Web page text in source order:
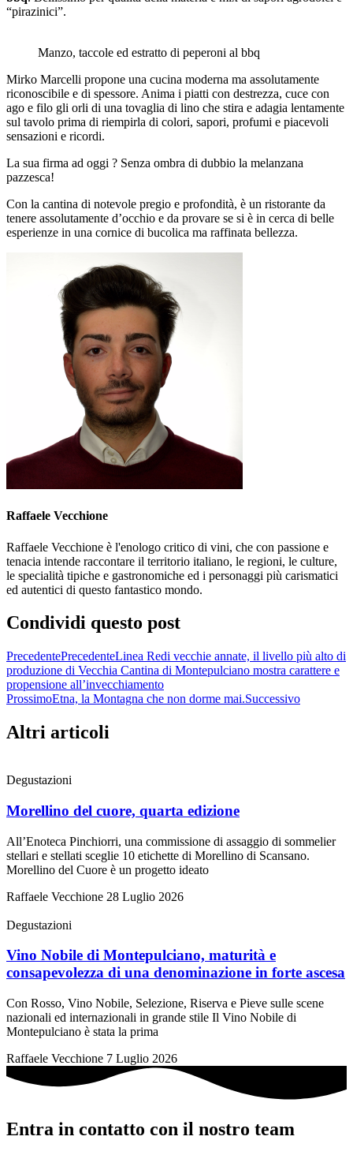
“pirazinici”.
Manzo, taccole ed estratto di peperoni al bbq
Mirko Marcelli propone una cucina moderna ma assolutamente
riconoscibile e di spessore. Anima i piatti con destrezza, cuce con
ago e filo gli orli di una tovaglia di lino che stira e adagia lentamente
sul tavolo prima di riempirla di colori, sapori, profumi e piacevoli
sensazioni e ricordi.
La sua firma ad oggi ? Senza ombra di dubbio la melanzana
pazzesca!
Con la cantina di notevole pregio e profondità, è un ristorante da
tenere assolutamente d’occhio e da provare se si è in cerca di belle
esperienze in una cornice di bucolica ma raffinata bellezza.
Raffaele Vecchione
Raffaele Vecchione è l'enologo critico di vini, che con passione e
tenacia intende raccontare il territorio italiano, le regioni, le culture,
le specialità tipiche e gastronomiche ed i personaggi più carismatici
ed autentici di questo fantastico mondo.
Condividi questo post
PrecedentePrecedenteLinea Redi vecchie annate, il livello più alto di
produzione di Vecchia Cantina di Montepulciano mostra carattere e
propensione all’invecchiamento
ProssimoEtna, la Montagna che non dorme mai.Successivo
Altri articoli
Degustazioni
Morellino del cuore, quarta edizione
All’Enoteca Pinchiorri, una commissione di assaggio di sommelier
stellari e stellati sceglie 10 etichette di Morellino di Scansano.
Morellino del Cuore è un progetto ideato
Raffaele Vecchione 28 Luglio 2026
Degustazioni
Vino Nobile di Montepulciano, maturità e
consapevolezza di una denominazione in forte ascesa
Con Rosso, Vino Nobile, Selezione, Riserva e Pieve sulle scene
nazionali ed internazionali in grande stile Il Vino Nobile di
Montepulciano è stata la prima
Raffaele Vecchione 7 Luglio 2026
Entra in contatto con il nostro team